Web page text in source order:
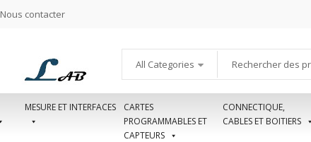
Nous contacter
All Categories
MESURE ET INTERFACES
CARTES
PROGRAMMABLES ET
CAPTEURS
CONNECTIQUE,
CABLES ET BOITIERS